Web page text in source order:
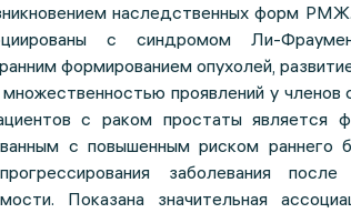
наследственных форм
с синдромом Ли-
формированием опухолей,
проявлений у членов
с раком простаты является
с повышенным риском раннего
заболевания
Показана значительная